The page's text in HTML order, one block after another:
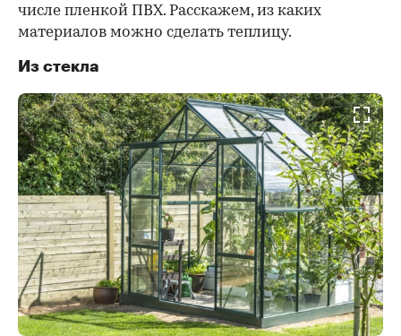
числе пленкой ПВХ. Расскажем, из каких
материалов можно сделать теплицу.
Из стекла